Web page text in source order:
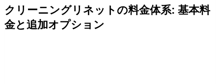
クリーニングリネットの料金体系: 基本料
金と追加オプション